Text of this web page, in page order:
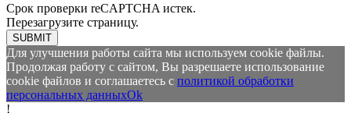
Срок проверки reCAPTCHA истек.
Перезагрузите страницу.
SUBMIT
Для улучшения работы сайта мы используем cookie файлы.
Продолжая работу с сайтом, Вы разрешаете использование
cookie файлов и соглашаетесь с политикой обработки
персональных данныхOk
!